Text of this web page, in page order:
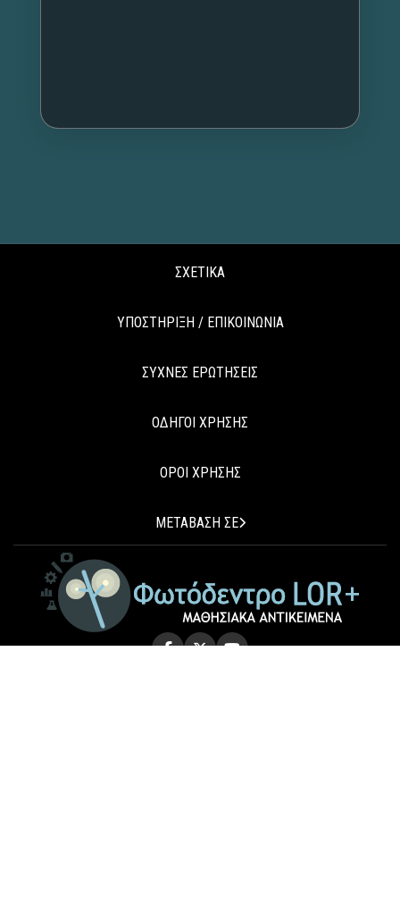
ΣΧΕΤΙΚΑ
ΥΠΟΣΤΗΡΙΞΗ / ΕΠΙΚΟΙΝΩΝΙΑ
ΣΥΧΝΕΣ ΕΡΩΤΗΣΕΙΣ
ΟΔΗΓΟΙ ΧΡΗΣΗΣ
ΟΡΟΙ ΧΡΗΣΗΣ
ΜΕΤΑΒΑΣΗ ΣΕ